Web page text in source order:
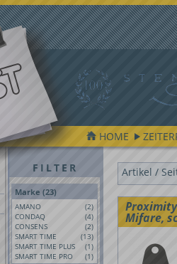
HOME
FILTER
Marke (23)
AMANO
(2)
CONDAQ
(4)
CONSENS
(2)
SMART TIME
(13)
SMART TIME PLUS
(1)
SMART TIME PRO
(1)
Artikel /
Mifare,